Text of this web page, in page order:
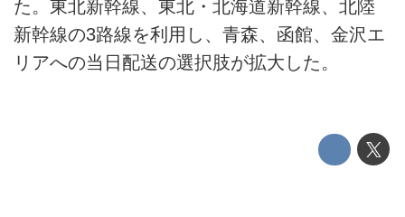
プライバシーポリシー
ライター名簿
た。東北新幹線、東北・北海道新幹線、北陸
新幹線の3路線を利用し、青森、函館、金沢エ
リアへの当日配送の選択肢が拡大した。